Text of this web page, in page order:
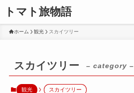
トマト旅物語
ホーム 観光 スカイツリー
スカイツリー – category –
観光 スカイツリー